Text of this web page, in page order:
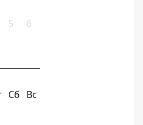
5 6
Сб Вс